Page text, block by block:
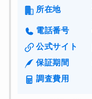
所在地
電話番号
公式サイト
保証期間
調査費用